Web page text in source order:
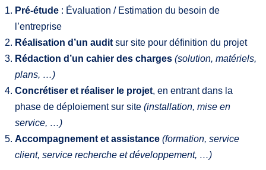
Pré-étude : Évaluation / Estimation du besoin de
l’entreprise
Réalisation d’un audit sur site pour définition du projet
Rédaction d’un cahier des charges (solution, matériels,
plans, …)
Concrétiser et réaliser le projet, en entrant dans la
phase de déploiement sur site (installation, mise en
service, …)
Accompagnement et assistance (formation, service
client, service recherche et développement, …)